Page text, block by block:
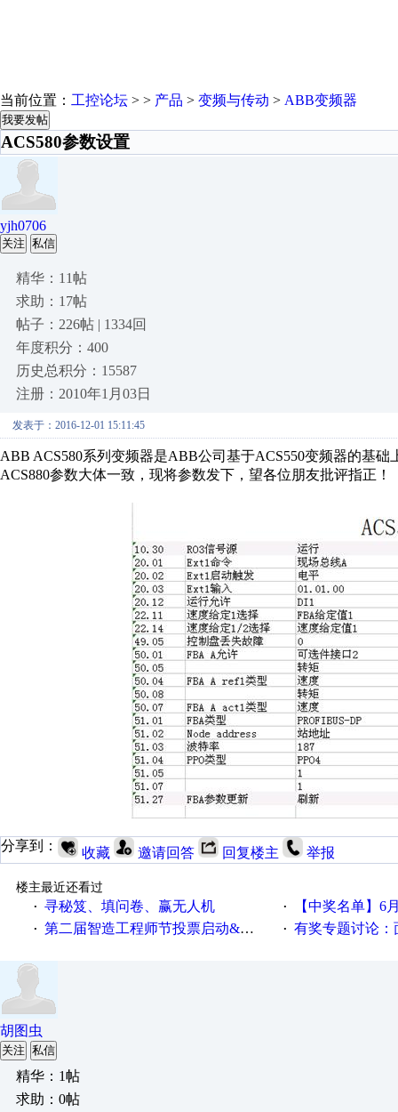
当前位置： 工控论坛 > > 产品 > 变频与传动 > ABB变频器
我要发帖
ACS580参数设置
yjh0706
关注 私信
精华：11帖
求助：17帖
帖子：226帖 | 1334回
年度积分：400
历史总积分：15587
注册：2010年1月03日
发表于：2016-12-01 15:11:45
ABB ACS580系列变频器是ABB公司基于ACS550变频器的基
ACS880参数大体一致，现将参数发下，望各位朋友批评指正！
分享到： 收藏 邀请回答 回复楼主 举报
楼主最近还看过
· 寻秘笈、填问卷、赢无人机 · 【中奖名单】6月
· 第二届智造工程师节投票启动&周周有礼！ · 有奖专题讨论：面对低压变
胡图虫
关注 私信
精华：1帖
求助：0帖